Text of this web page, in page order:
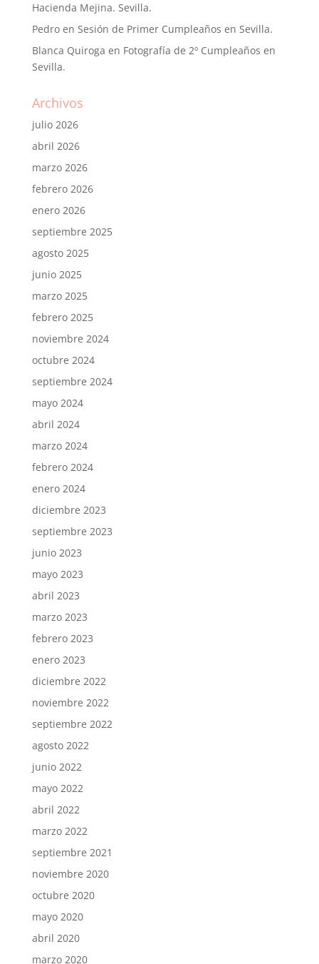
Hacienda Mejina. Sevilla.
Pedroen Sesión de Primer Cumpleaños en Sevilla.
Blanca Quiroga en Fotografía de 2º Cumpleaños en
Sevilla.
Archivos
julio 2026
abril 2026
marzo 2026
febrero 2026
enero 2026
septiembre 2025
agosto 2025
junio 2025
marzo 2025
febrero 2025
noviembre 2024
octubre 2024
septiembre 2024
mayo 2024
abril 2024
marzo 2024
febrero 2024
enero 2024
diciembre 2023
septiembre 2023
junio 2023
mayo 2023
abril 2023
marzo 2023
febrero 2023
enero 2023
diciembre 2022
noviembre 2022
septiembre 2022
agosto 2022
junio 2022
mayo 2022
abril 2022
marzo 2022
septiembre 2021
noviembre 2020
octubre 2020
mayo 2020
abril 2020
marzo 2020